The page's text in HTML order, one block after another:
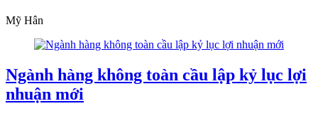
Mỹ Hân
Ngành hàng không toàn cầu lập kỷ lục lợi
nhuận mới